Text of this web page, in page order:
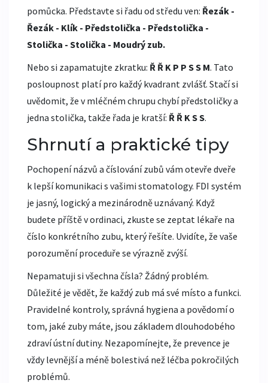
pomůcka. Představte si řadu od středu ven: Řezák -
Řezák - Klík - Předstolička - Předstolička -
Stolička - Stolička - Moudrý zub.
Nebo si zapamatujte zkratku: Ř Ř K P P S S M. Tato
posloupnost platí pro každý kvadrant zvlášť. Stačí si
uvědomit, že v mléčném chrupu chybí předstoličky a
jedna stolička, takže řada je kratší: Ř Ř K S S.
Shrnutí a praktické tipy
Pochopení názvů a číslování zubů vám otevře dveře
k lepší komunikaci s vašimi stomatology. FDI systém
je jasný, logický a mezinárodně uznávaný. Když
budete příště v ordinaci, zkuste se zeptat lékaře na
číslo konkrétního zubu, který řešíte. Uvidíte, že vaše
porozumění proceduře se výrazně zvýší.
Nepamatuji si všechna čísla? Žádný problém.
Důležité je vědět, že každý zub má své místo a funkci.
Pravidelné kontroly, správná hygiena a povědomí o
tom, jaké zuby máte, jsou základem dlouhodobého
zdraví ústní dutiny. Nezapomínejte, že prevence je
vždy levnější a méně bolestivá než léčba pokročilých
problémů.